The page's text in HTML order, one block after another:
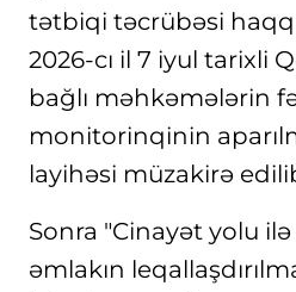
tətbiqi təcrübəsi
2026-cı il 7 iyul tarixli
bağlı məhkəmələrin
monitorinqinin
layihəsi müzakirə
Sonra "Cinayət yolu
əmlakın